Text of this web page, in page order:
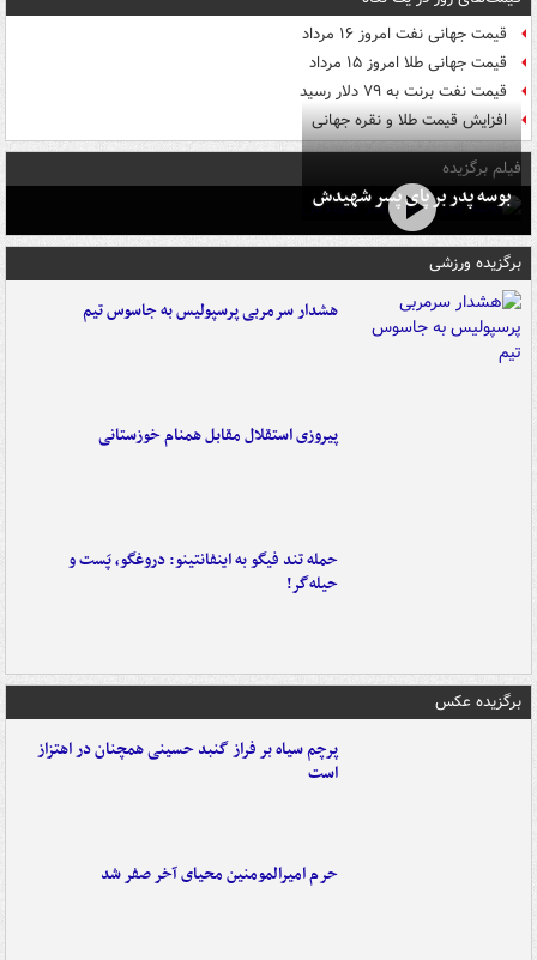
قیمت جهانی نفت امروز ۱۶ مرداد
قیمت جهانی طلا امروز ۱۵ مرداد
قیمت نفت برنت به ۷۹ دلار رسید
افزایش قیمت طلا و نقره جهانی
فیلم برگزیده
بوسه‌ پدر بر پای پسر شهیدش
برگزیده ورزشی
هشدار سرمربی پرسپولیس به جاسوس تیم
پیروزی استقلال مقابل همنام خوزستانی
حمله تند فیگو به اینفانتینو: دروغگو، پَست‌ و
حیله‌گر!
برگزیده عکس
پرچم سیاه بر فراز گنبد حسینی همچنان در اهتزاز
است
حرم امیرالمومنین محیای آخر صفر شد